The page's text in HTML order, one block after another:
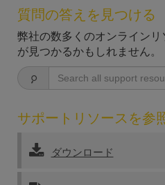
質問の答えを見つける
弊社の数多くのオンラインリ
が見つかるかもしれません。
サポートリソースを参
ダウンロード